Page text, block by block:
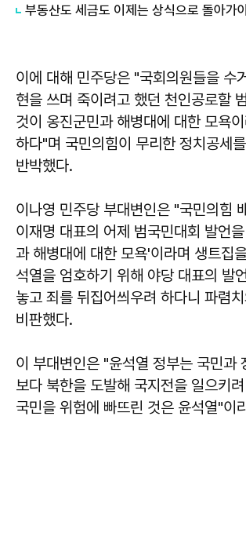
부동산도 세금도 이제는 상식으로 돌아가
이에 대해 민주당은 "국회의원들을 수
현을 쓰며 죽이려고 했던 천인공로할
것이 옹진군민과 해병대에 대한 모욕
하다"며 국민의힘이 무리한 정치공세
반박했다.
이나영 민주당 부대변인은 "국민의힘
이재명 대표의 어제 범국민대회 발언
과 해병대에 대한 모욕'이라며 생트집
석열을 엄호하기 위해 야당 대표의 발
놓고 죄를 뒤집어씌우려 하다니 파렴
비판했다.
이 부대변인은 "윤석열 정부는 국민과
보다 북한을 도발해 국지전을 일으키
국민을 위험에 빠뜨린 것은 윤석열"이